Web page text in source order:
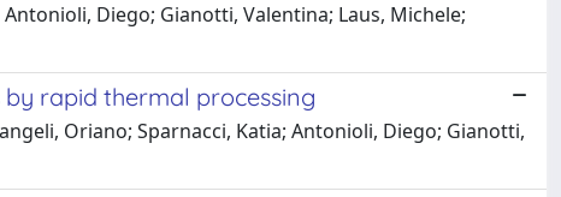
Antonioli, Diego; Gianotti, Valentina; Laus, Michele;
rapid thermal processing
Oriano; Sparnacci, Katia; Antonioli, Diego; Gianotti,